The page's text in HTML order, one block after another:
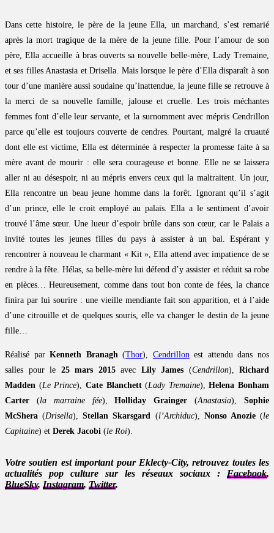
Dans cette histoire, le père de la jeune Ella, un marchand, s’est remarié
après la mort tragique de la mère de la jeune fille. Pour l’amour de son
père, Ella accueille à bras ouverts sa nouvelle belle-mère, Lady Tremaine,
et ses filles Anastasia et Drisella. Mais lorsque le père d’Ella disparaît à son
tour d’une manière aussi soudaine qu’inattendue, la jeune fille se retrouve à
la merci de sa nouvelle famille, jalouse et cruelle. Les trois méchantes
femmes font d’elle leur servante, et la surnomment avec mépris Cendrillon
parce qu’elle est toujours couverte de cendres. Pourtant, malgré la cruauté
dont elle est victime, Ella est déterminée à respecter la promesse faite à sa
mère avant de mourir : elle sera courageuse et bonne. Elle ne se laissera
aller ni au désespoir, ni au mépris envers ceux qui la maltraitent. Un jour,
Ella rencontre un beau jeune homme dans la forêt. Ignorant qu’il s’agit
d’un prince, elle le croit employé au palais. Ella a le sentiment d’avoir
trouvé l’âme sœur. Une lueur d’espoir brûle dans son cœur, car le Palais a
invité toutes les jeunes filles du pays à assister à un bal. Espérant y
rencontrer à nouveau le charmant « Kit », Ella attend avec impatience de se
rendre à la fête. Hélas, sa belle-mère lui défend d’y assister et réduit sa robe
en pièces… Heureusement, comme dans tout bon conte de fées, la chance
finira par lui sourire : une vieille mendiante fait son apparition, et à l’aide
d’une citrouille et de quelques souris, elle va changer le destin de la jeune
fille…
Réalisé parKenneth Branagh(Thor), Cendrillonest attendu dans nos
salles pour le 25 mars 2015avec Lily James (Cendrillon), Richard
Madden (Le Prince), Cate Blanchett(Lady Tremaine),Helena Bonham
Carter (la marraine fée),Holliday Grainger (Anastasia),Sophie
McShera (Drisella),Stellan Skarsgard (l’Archiduc), Nonso Anozie(le
Capitaine) et Derek Jacobi (le Roi).
Votre soutien est important pour Eklecty-City, retrouvez toutes les
actualités pop culture sur les réseaux sociaux : Facebook,
BlueSky, Instagram, Twitter.